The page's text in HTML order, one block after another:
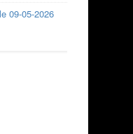
09-05-2026